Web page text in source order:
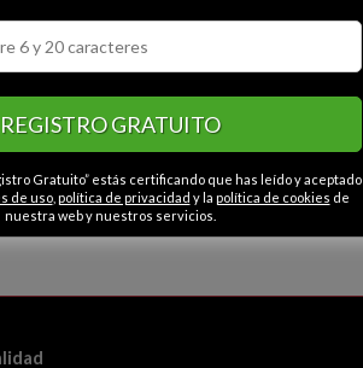
Simpático
Romántico
Abierto Fiel
Generoso
REGISTRO GRATUITO
Gratuito” estás certificando que has leído y aceptado
de uso, política de privacidad y la política de cookies de
nuestra web y nuestros servicios.